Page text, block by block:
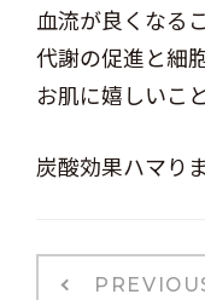
血流が良くなる
代謝の促進と細
お肌に嬉しいこ
炭酸効果ハマり